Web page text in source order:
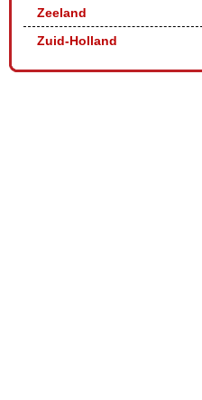
Zeeland
Zuid-Holland